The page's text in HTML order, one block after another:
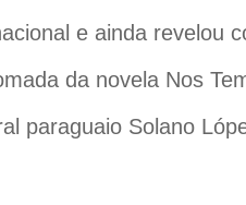
e ainda revelou
da novela Nos
paraguaio Solano